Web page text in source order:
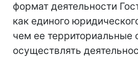
формат деятельности
как единого
чем ее территориальные
осуществлять